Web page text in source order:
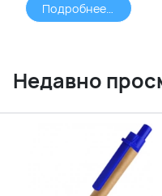
Подробнее >>>
Недавно